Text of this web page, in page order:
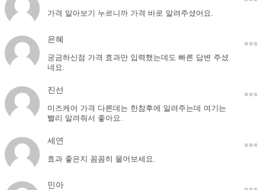
가격 알아보기 누르니까 가격 바로 알려주셨어요.
은혜
궁금하신점 가격 효과만 입력했는데도 빠른 답변 주셨
네요.
진선
미즈케어 가격 다른데는 한참후에 알려주는데 여기는
빨리 알려줘서 좋아요.
세연
효과 좋은지 꼼꼼히 물어보세요.
민아